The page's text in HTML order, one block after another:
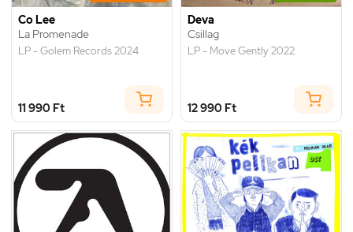
Co Lee
La Promenade
LP - Golem Records 2024
11 990 Ft
Deva
Csillag
LP - Move Gently 2022
12 990 Ft